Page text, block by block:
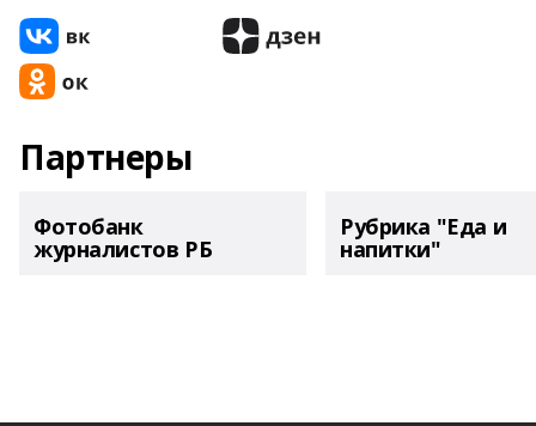
Партнеры
Фотобанк
журналистов РБ
Рубрика "Еда и
напитки"